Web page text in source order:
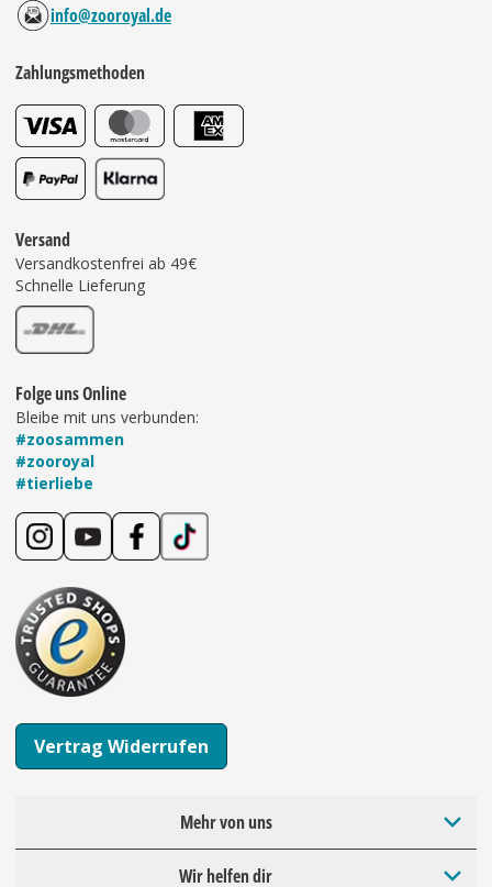
info@zooroyal.de
Zahlungsmethoden
Versand
Versandkostenfrei ab 49€
Schnelle Lieferung
Folge uns Online
Bleibe mit uns verbunden:
#zoosammen
#zooroyal
#tierliebe
Vertrag Widerrufen
Mehr von uns
Wir helfen dir